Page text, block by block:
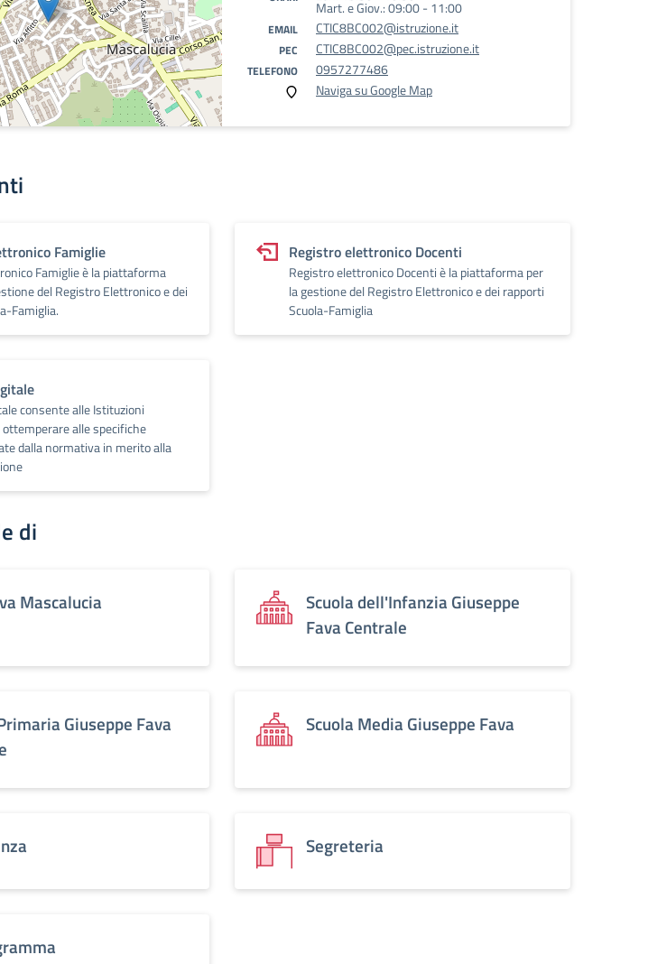
Mart. e Giov.: 09:00 - 11:00
EMAIL CTIC8BC002@istruzione.it
PEC CTIC8BC002@pec.istruzione.it
TELEFONO
0957277486
Naviga su Google Map
Famiglie
Famiglie è la piattaforma
del Registro Elettronico e dei
Famiglia.
Registro elettronico Docenti
Registro elettronico Docenti è la piattaforma per
la gestione del Registro Elettronico e dei rapporti
Scuola-Famiglia
consente alle Istituzioni
alle specifiche
dalla normativa in merito alla
di
Mascalucia
Scuola dell'Infanzia Giuseppe
Fava Centrale
Giuseppe Fava
Scuola Media Giuseppe Fava
Segreteria